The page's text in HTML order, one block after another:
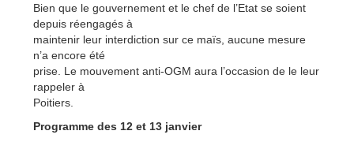
Bien que le gouvernement et le chef de l’Etat se soient
depuis réengagés à
maintenir leur interdiction sur ce maïs, aucune mesure
n’a encore été
prise. Le mouvement anti-OGM aura l’occasion de le leur
rappeler à
Poitiers.
Programme des 12 et 13 janvier